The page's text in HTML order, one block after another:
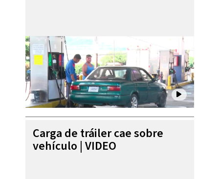
Carga de tráiler cae sobre
vehículo | VIDEO